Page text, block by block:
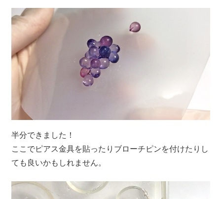
半分できました！
ここでピアス金具を貼ったりブローチピンを付けたりし
ても良いかもしれません。